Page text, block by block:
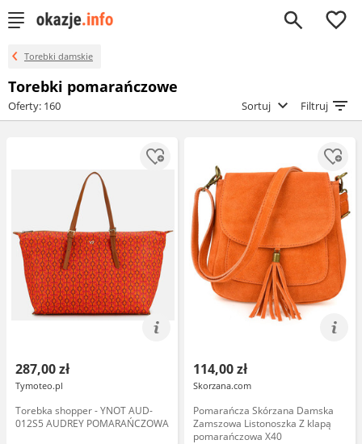
0
Torebki damskie
Torebki pomarańczowe
Oferty: 160 Sortuj Filtruj
287,00 zł
Tymoteo.pl
Torebka shopper - YNOT AUD-
012S5 AUDREY POMARAŃCZOWA
114,00 zł
Skorzana.com
Pomarańcza Skórzana Damska
Zamszowa Listonoszka Z klapą
pomarańczowa X40